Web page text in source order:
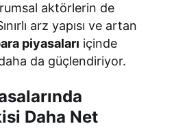
aktörlerin de
arz yapısı ve artan
piyasaları içinde
da güçlendiriyor.
Daha Net